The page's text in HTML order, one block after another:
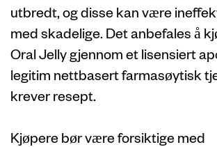
utbredt, og disse kan være
med skadelige. Det anbefales å
Oral Jelly gjennom et lisensiert
legitim nettbasert farmasøytisk
krever resept.
Kjøpere bør være forsiktige med